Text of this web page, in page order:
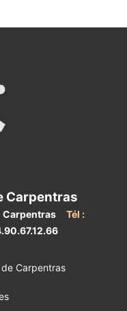
Carpentras
Carpentras
Tél :
Carpentras